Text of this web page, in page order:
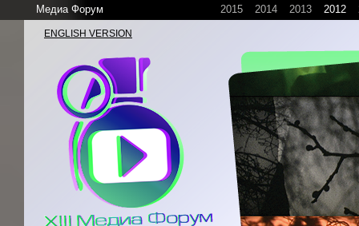
Медиа Форум 2015 2014 2013 2012
ENGLISH VERSION